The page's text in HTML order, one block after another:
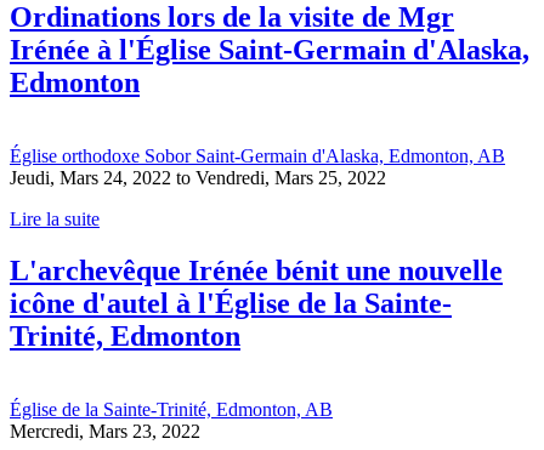
Ordinations lors de la visite de Mgr
Irénée à l'Église Saint-Germain d'Alaska,
Edmonton
Église orthodoxe Sobor Saint-Germain d'Alaska, Edmonton, AB
Jeudi, Mars 24, 2022 to Vendredi, Mars 25, 2022
Lire la suite
L'archevêque Irénée bénit une nouvelle
icône d'autel à l'Église de la Sainte-
Trinité, Edmonton
Église de la Sainte-Trinité, Edmonton, AB
Mercredi, Mars 23, 2022